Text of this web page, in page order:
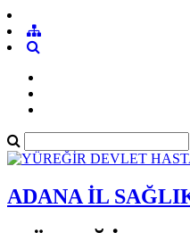
ADANA İL